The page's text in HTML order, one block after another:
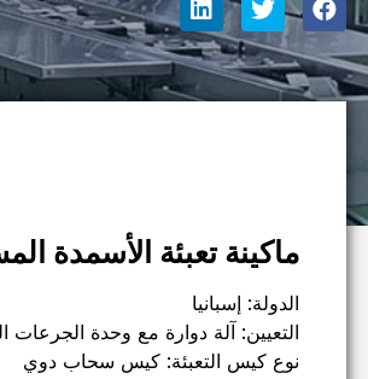
ماكينة تعبئة الأسمدة
الدولة: إسبانيا
التعيين: آلة دوارة مع وحدة الجرعات
نوع كيس التعبئة: كيس سحاب دوي